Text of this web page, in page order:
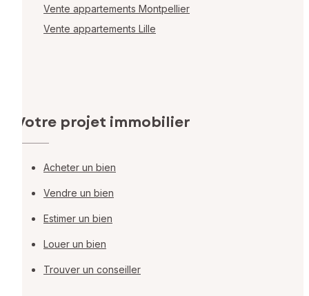
Vente appartements Montpellier
Vente appartements Lille
Votre projet immobilier
Acheter un bien
Vendre un bien
Estimer un bien
Louer un bien
Trouver un conseiller